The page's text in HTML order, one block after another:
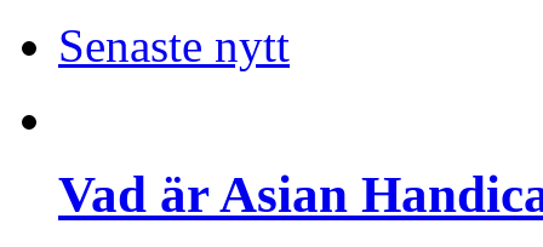
Senaste nytt
Vad är Asian